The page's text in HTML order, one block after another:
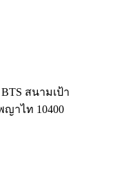
BTS สนามเป้า
าไท 10400